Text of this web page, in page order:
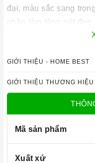
đại, màu sắc sang
phần làm tăng nét
tích lên đến 65 lít,
Lò nướng âm tủ Hafele
chất liệu kính 3 lớp có
động với kiểu hệ
lớn được thiết kế
khắp lò để giúp cho
và nhanh hơn, giúp
đó, thiết bị được tích
được bố trí hợp lý giúp
GIỚI THIỆU - HOME BEST
GIỚI THIỆU THƯƠNG HIỆU
Mã sản phẩm
Xuất xứ